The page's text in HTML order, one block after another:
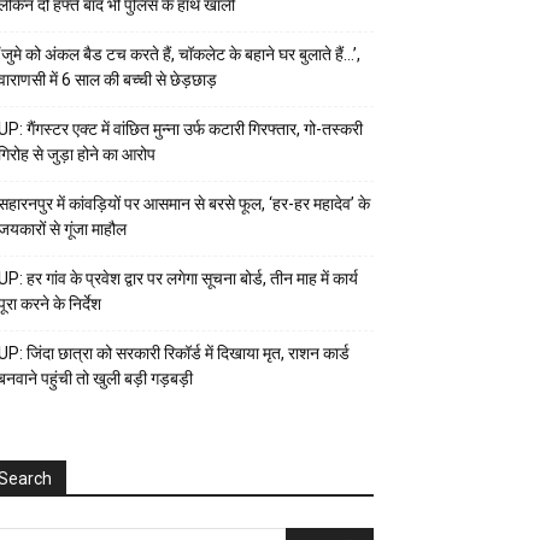
दो हफ्ते बाद भी पुलिस के हाथ खाली
को अंकल बैड टच करते हैं, चॉकलेट के बहाने घर बुलाते हैं…’,
में 6 साल की बच्ची से छेड़छाड़
गैंगस्टर एक्ट में वांछित मुन्ना उर्फ कटारी गिरफ्तार, गो-तस्करी
से जुड़ा होने का आरोप
में कांवड़ियों पर आसमान से बरसे फूल, ‘हर-हर महादेव’ के
से गूंजा माहौल
हर गांव के प्रवेश द्वार पर लगेगा सूचना बोर्ड, तीन माह में कार्य
करने के निर्देश
जिंदा छात्रा को सरकारी रिकॉर्ड में दिखाया मृत, राशन कार्ड
पहुंची तो खुली बड़ी गड़बड़ी